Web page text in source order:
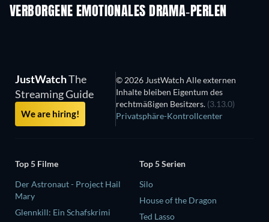
VERBORGENE EMOTIONALES DRAMA-PERLEN
JustWatchThe
Streaming Guide
We are hiring!
© 2026 JustWatch Alle externen
Inhalte bleiben Eigentum des
rechtmäßigen Besitzers. (3.13.0)
Privatsphäre-Kontrollcenter
Top 5 Filme
Der Astronaut - Project Hail
Mary
Glennkill: Ein Schafskrimi
Top 5 Serien
Silo
House of the Dragon
Ted Lasso